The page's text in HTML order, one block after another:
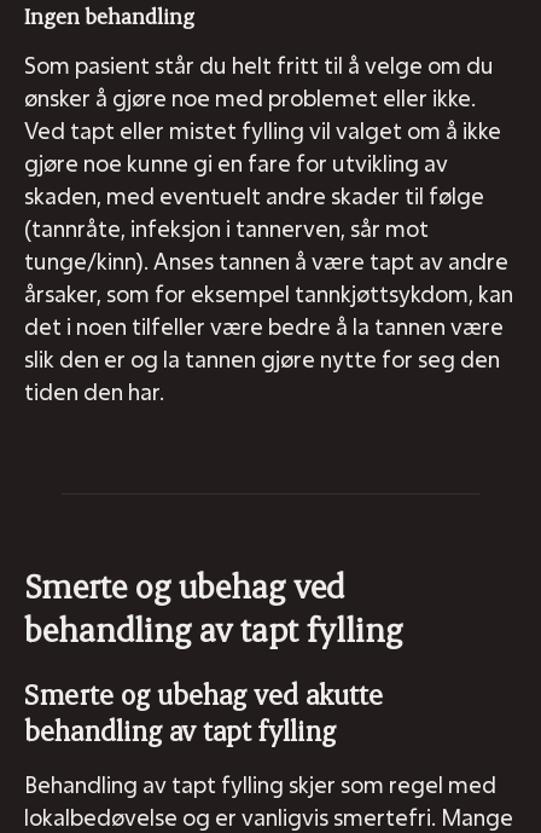
Ingen behandling
Som pasient står du helt fritt til å velge om du
ønsker å gjøre noe med problemet eller ikke.
Ved tapt eller mistet fylling vil valget om å ikke
gjøre noe kunne gi en fare for utvikling av
skaden, med eventuelt andre skader til følge
(tannråte, infeksjon i tannerven, sår mot
tunge/kinn). Anses tannen å være tapt av andre
årsaker, som for eksempel tannkjøttsykdom, kan
det i noen tilfeller være bedre å la tannen være
slik den er og la tannen gjøre nytte for seg den
tiden den har.
Smerte og ubehag ved
behandling av tapt fylling
Smerte og ubehag ved akutte
behandling av tapt fylling
Behandling av tapt fylling skjer som regel med
lokalbedøvelse og er vanligvis smertefri. Mange